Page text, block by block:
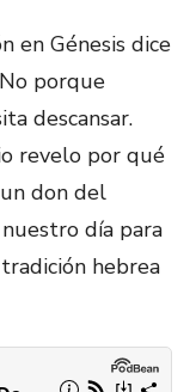
en Génesis dice
porque
descansar.
revelo por qué
don del
día para
hebrea